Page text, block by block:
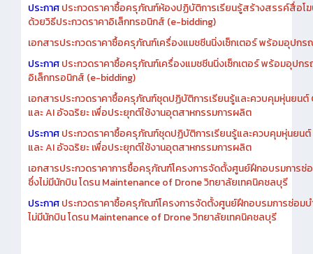
ประกาศประกวดราคาซื้อครุภัณฑ์ห้องปฏิบัติการเรียนรู้สร้างสรรค์สื่อโ
ด้วยวิธีประกวดราคาอิเล็กทรอนิกส์ (e-bidding)
เอกสารประกวดราคาซื้อครุภัณฑ์เครื่องแมชชีนนิ่งเซ็กเตอร์ พร้อมอุปก
ประกาศประกวดราคาซื้อครุภัณฑ์เครื่องแมชชีนนิ่งเซ็กเตอร์ พร้อมอุปก
อิเล็กทรอนิกส์ (e-bidding)
เอกสารประกวดราคาซื้อครุภัณฑ์ชุดปฏิบัติการเรียนรู้และควบคุมหุ่นยน
และ AI อัจฉริยะ เพื่อประยุกต์ใช้งานอุตสาหกรรมการผลิต
ประกาศประกวดราคาซื้อครุภัณฑ์ชุดปฏิบัติการเรียนรู้และควบคุมหุ่นยน
และ AI อัจฉริยะ เพื่อประยุกต์ใช้งานอุตสาหกรรมการผลิต
เอกสารประกวดราคาการซื้อครุภัณฑ์โครงการจัดตั้งศูนย์ฝึกอบรมการซ่
ซึ่งไม่มีนักบิน โดรน Maintenance of Drone วิทยาลัยเทคนิคชลบุรี
ประกาศประกวดราคาซื้อครุภัณฑ์โครงการจัดตั้งศูนย์ฝึกอบรมการซ่อมบ
ไม่มีนักบิน โดรน Maintenance of Drone วิทยาลัยเทคนิคชลบุรี